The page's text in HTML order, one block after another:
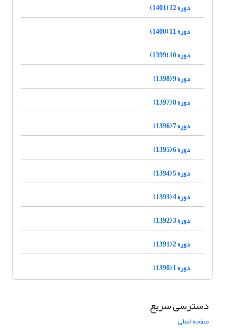
دوره 12 (1401)
دوره 11 (1400)
دوره 10 (1399)
دوره 9 (1398)
دوره 8 (1397)
دوره 7 (1396)
دوره 6 (1395)
دوره 5 (1394)
دوره 4 (1393)
دوره 3 (1392)
دوره 2 (1391)
دوره 1 (1390)
دسترسی سریع
صفحه اصلی